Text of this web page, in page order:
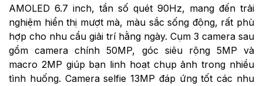
AMOLED 6.7 inch, tần số quét 90Hz, mang đến trải
nghiệm hiển thị mượt mà, màu sắc sống động, rất phù
hợp cho nhu cầu giải trí hằng ngày. Cụm 3 camera sau
gồm camera chính 50MP, góc siêu rộng 5MP và
macro 2MP giúp bạn linh hoạt chụp ảnh trong nhiều
tình huống. Camera selfie 13MP đáp ứng tốt các nhu